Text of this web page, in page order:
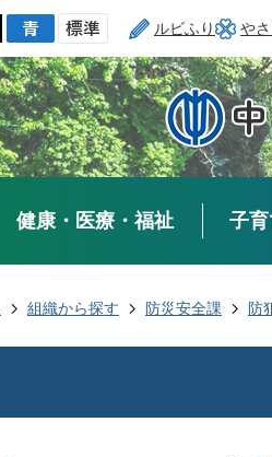
ルビふり や
健康・医療・福祉 子
組織から探す 防災安全課 防